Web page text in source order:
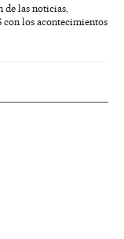
de las noticias,
con los acontecimientos